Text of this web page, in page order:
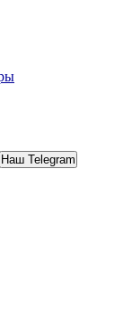
Наш Telegram